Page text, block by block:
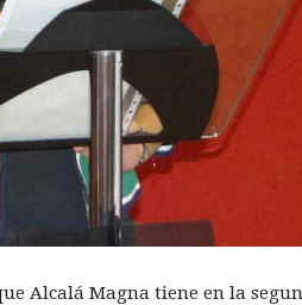
Alcalá Magna tiene en la